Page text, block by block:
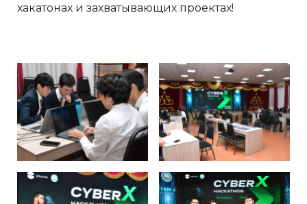
хакатонах и захватывающих проектах!